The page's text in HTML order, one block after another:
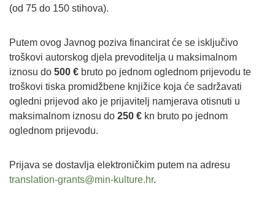
(od 75 do 150 stihova).
Putem ovog Javnog poziva financirat će se isključivo
troškovi autorskog djela prevoditelja u maksimalnom
iznosu do 500 € bruto po jednom oglednom prijevodu te
troškovi tiska promidžbene knjižice koja će sadržavati
ogledni prijevod ako je prijavitelj namjerava otisnuti u
maksimalnom iznosu do 250 € kn bruto po jednom
oglednom prijevodu.
Prijava se dostavlja elektroničkim putem na adresu
translation-grants@min-kulture.hr.